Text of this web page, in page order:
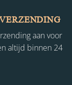
aan voor
altijd binnen 24